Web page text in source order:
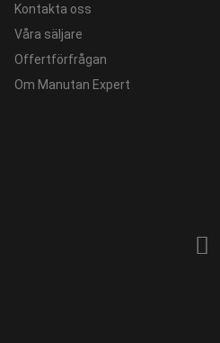
Kontakta oss
Våra säljare
Offertförfrågan
Om Manutan Expert